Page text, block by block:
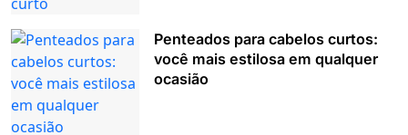
Penteados para cabelos curtos:
você mais estilosa em qualquer
ocasião